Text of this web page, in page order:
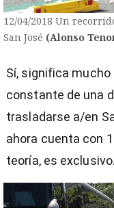
12/04/2018 Un
San José (Alonso
Sí, significa
constante de una
trasladarse a/en
ahora cuenta con
teoría, es exclusivo.